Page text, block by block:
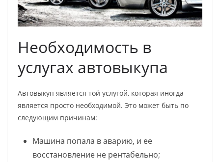
Необходимость в
услугах автовыкупа
Автовыкуп является той услугой, которая иногда
является просто необходимой. Это может быть по
следующим причинам:
Машина попала в аварию, и ее
восстановление не рентабельно;